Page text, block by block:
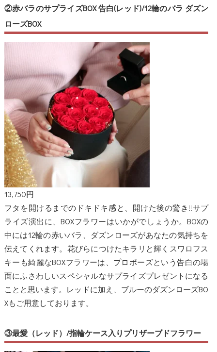
②赤バラのサプライズBOX 告白(レッド)/12輪のバラ ダズン
ローズBOX
13,750円
フタを開けるまでのドキドキ感と、開けた後の驚き!!サプ
ライズ演出に、BOXフラワーはいかがでしょうか。BOXの
中には12輪の赤いバラ、ダズンローズがあなたの気持ちを
伝えてくれます。花びらにつけたキラリと輝くスワロフス
キーも綺麗なBOXフラワーは、プロポーズという告白の場
面にふさわしいスペシャルなサプライズプレゼントになる
ことと思います。レッドに加え、ブルーのダズンローズBO
Xもご用意しております。
③最愛（レッド）/指輪ケース入りプリザーブドフラワー